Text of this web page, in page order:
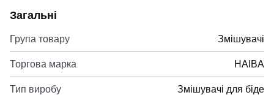
Загальні
Група товару Змішувачі
Торгова марка HAIBA
Тип виробу Змішувачі для біде